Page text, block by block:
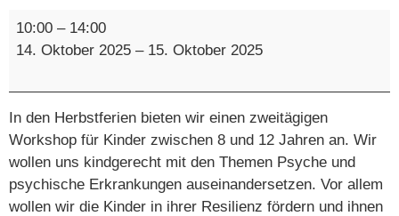
Workshop
für
10:00 – 14:00
14. Oktober 2025 – 15. Oktober 2025
In den Herbstferien bieten wir einen zweitägigen
Workshop für Kinder zwischen 8 und 12 Jahren an. Wir
wollen uns kindgerecht mit den Themen Psyche und
psychische Erkrankungen auseinandersetzen. Vor allem
wollen wir die Kinder in ihrer Resilienz fördern und ihnen